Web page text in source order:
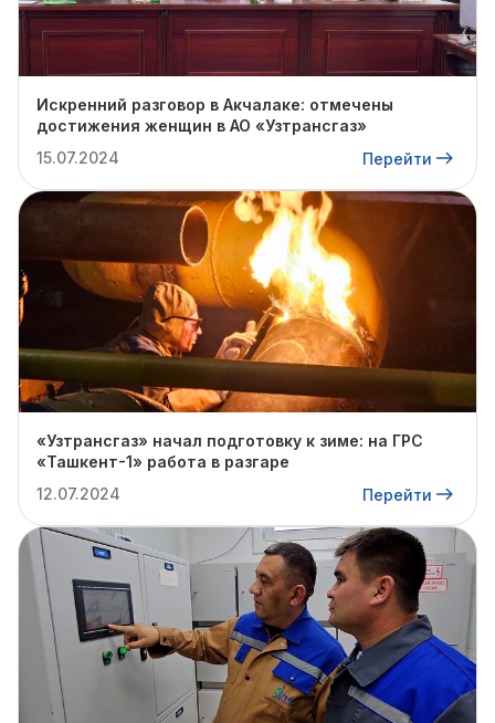
Искренний разговор в Акчалаке: отмечены
достижения женщин в АО «Узтрансгаз»
15.07.2024
Перейти
«Узтрансгаз» начал подготовку к зиме: на ГРС
«Ташкент-1» работа в разгаре
12.07.2024
Перейти